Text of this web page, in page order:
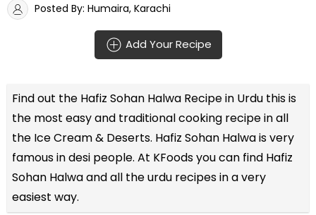
Posted By: Humaira, Karachi
Add Your Recipe
Find out the Hafiz Sohan Halwa Recipe in Urdu this is
the most easy and traditional cooking recipe in all
the Ice Cream & Deserts. Hafiz Sohan Halwa is very
famous in desi people. At KFoods you can find Hafiz
Sohan Halwa and all theurdu recipesin a very
easiest way.